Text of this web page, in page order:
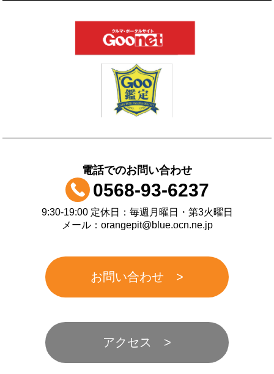
電話でのお問い合わせ
0568-93-6237
9:30-19:00 定休日：毎週月曜日・第3火曜日
メール：orangepit@blue.ocn.ne.jp
お問い合わせ
アクセス